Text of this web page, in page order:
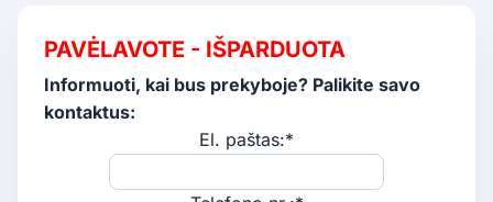
PAVĖLAVOTE - IŠPARDUOTA
Informuoti, kai bus prekyboje? Palikite savo
kontaktus:
El. paštas:*